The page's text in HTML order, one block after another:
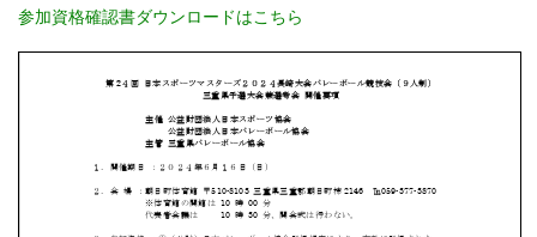
参加資格確認書ダウンロードはこちら